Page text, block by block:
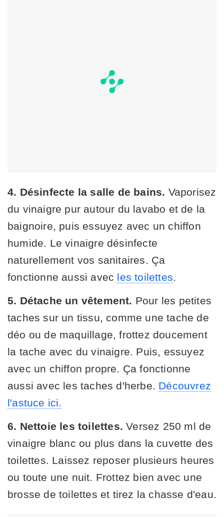
4. Désinfecte la salle de bains. Vaporisez
du vinaigre pur autour du lavabo et de la
baignoire, puis essuyez avec un chiffon
humide. Le vinaigre désinfecte
naturellement vos sanitaires. Ça
fonctionne aussi avec les toilettes
5. Détache un vêtement. Pour les petites
taches sur un tissu, comme une tache de
déo ou de maquillage, frottez doucement
la tache avec du vinaigre. Puis, essuyez
avec un chiffon propre. Ça fonctionne
aussi avec les taches d'herbe. Découvrez
l'astuce ici.
6. Nettoie les toilettes. Versez 250 ml de
vinaigre blanc ou plus dans la cuvette des
toilettes. Laissez reposer plusieurs heures
ou toute une nuit. Frottez bien avec une
brosse de toilettes et tirez la chasse d'eau.